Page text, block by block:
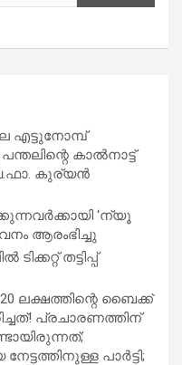
എട്ടുനോമ്പ്
കാൽനാട്ട്
കുര്യൻ
‘ന്യൂ
ആരംഭിച്ചു
തട്ടിപ്പ്
ലക്ഷത്തിന്റെ ബൈക്ക്
പ്രചാരണത്തിന്
പാര്‍ട്ടി;